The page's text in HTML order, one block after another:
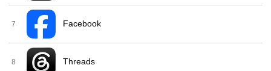
7 Facebook
8 Threads